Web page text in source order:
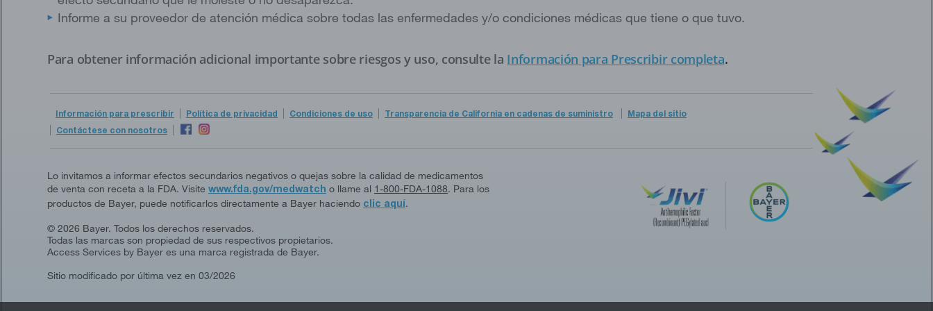
Informe a su proveedor de atención médica sobre todas las enfermedades y/o condiciones médicas que tiene o que tuvo.
Para obtener información adicional importante sobre riesgos y uso, consulte la Información para Prescribir completa.
Información para prescribir Política de privacidad Condiciones de uso Transparencia de California en cadenas de suministro
Mapa del sitio
Contáctese con nosotros
Lo invitamos a informar efectos secundarios negativos o quejas sobre la calidad de medicamentos
de venta con receta a la FDA. Visite www.fda.gov/medwatch o llame al 1-800-FDA-1088. Para los
productos de Bayer, puede notificarlos directamente a Bayer haciendo clic aquí.
© 2026 Bayer. Todos los derechos reservados.
Todas las marcas son propiedad de sus respectivos propietarios.
Access Services by Bayer es una marca registrada de Bayer.
Sitio modificado por última vez en 03/2026